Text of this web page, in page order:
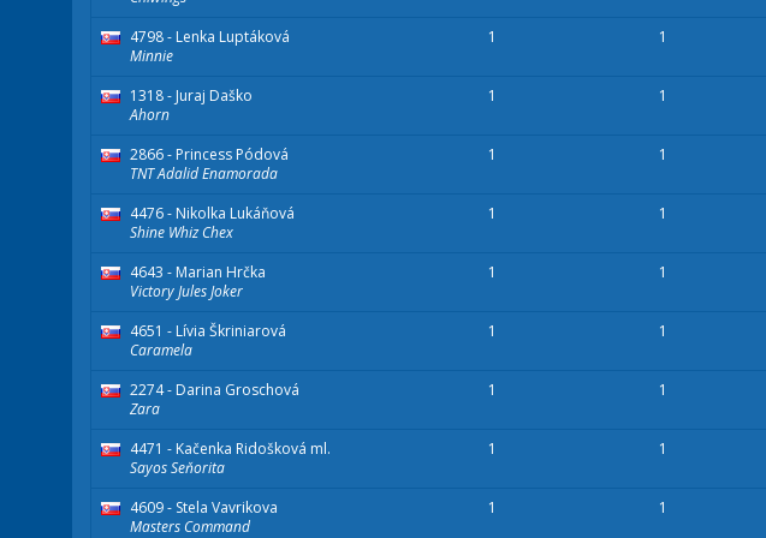
4798 - Lenka Luptáková
Minnie
1 1
1318 - Juraj Daško
Ahorn
1 1
2866 - Princess Pódová
TNT Adalid Enamorada
1 1
4476 - Nikolka Lukáňová
Shine Whiz Chex
1 1
4643 - Marian Hrčka
Victory Jules Joker
1 1
4651 - Lívia Škriniarová
Caramela
1 1
2274 - Darina Groschová
Zara
1 1
4471 - Kačenka Ridošková ml.
Sayos Seňorita
1 1
4609 - Stela Vavrikova
Masters Command
1 1